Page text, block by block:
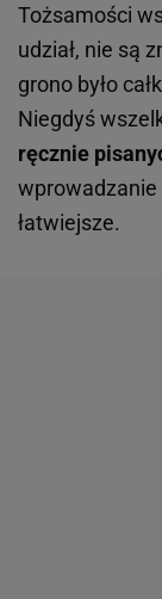
Tożsamości
udział, nie są
grono było
Niegdyś
ręcznie
wprowadzanie
łatwiejsze.